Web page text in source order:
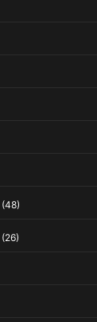
(48)
(26)